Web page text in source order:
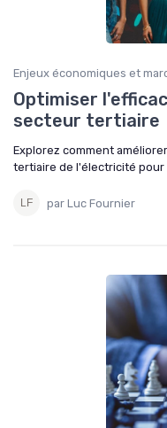
Enjeux économiques et
Optimiser
secteur tertiaire
Explorez comment
tertiaire de l'électricité pour
par Luc Fournier